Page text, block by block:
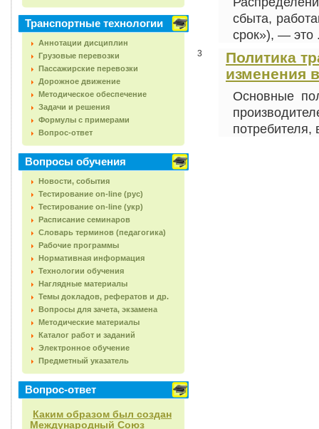
Транспортные технологии
Аннотации дисциплин
Грузовые перевозки
Пассажирские перевозки
Дорожное движение
Методическое обеспечение
Задачи и решения
Формулы с примерами
Вопрос-ответ
Вопросы обучения
Новости, события
Тестирование on-line (рус)
Тестирование on-line (укр)
Расписание семинаров
Словарь терминов (педагогика)
Рабочие программы
Нормативная информация
Технологии обучения
Наглядные материалы
Темы докладов, рефератов и др.
Вопросы для зачета, экзамена
Методические материалы
Каталог работ и заданий
Электронное обучение
Предметный указатель
Вопрос-ответ
Каким образом был создан
Международный Союз
сбыта,
срок»), — это
3
Политика
изменения
Основные
потребителя,